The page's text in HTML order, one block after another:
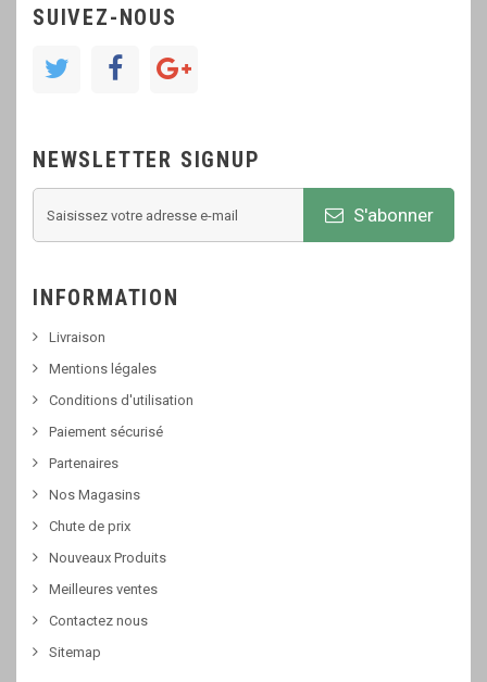
SUIVEZ-NOUS
NEWSLETTER SIGNUP
S'abonner
INFORMATION
Livraison
Mentions légales
Conditions d'utilisation
Paiement sécurisé
Partenaires
Nos Magasins
Chute de prix
Nouveaux Produits
Meilleures ventes
Contactez nous
Sitemap